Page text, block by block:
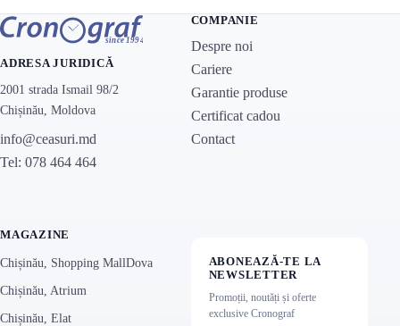
ADRESA JURIDICĂ
2001 strada Ismail 98/2
Chișinău, Moldova
info@ceasuri.md
Tel: 078 464 464
COMPANIE
Despre noi
Cariere
Garantie produse
Certificat cadou
Contact
MAGAZINE
Chișinău, Shopping MallDova
Chișinău, Atrium
Chișinău, Elat
ABONEAZĂ-TE LA
NEWSLETTER
Promoții, noutăți și oferte
exclusive Cronograf